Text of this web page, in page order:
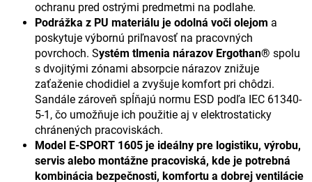
ochranu pred ostrými predmetmi na podlahe.
Podrážka z PU materiálu je odolná voči olejom a
poskytuje výbornú priľnavosť na pracovných
povrchoch. Systém tlmenia nárazov Ergothan® spolu
s dvojitými zónami absorpcie nárazov znižuje
zaťaženie chodidiel a zvyšuje komfort pri chôdzi.
Sandále zároveň spĺňajú normu ESD podľa IEC 61340-
5-1, čo umožňuje ich použitie aj v elektrostaticky
chránených pracoviskách.
Model E-SPORT 1605 je ideálny pre logistiku, výrobu,
servis alebo montážne pracoviská, kde je potrebná
kombinácia bezpečnosti, komfortu a dobrej ventilácie